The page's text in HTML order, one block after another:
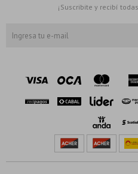
¡Suscribite y recibí